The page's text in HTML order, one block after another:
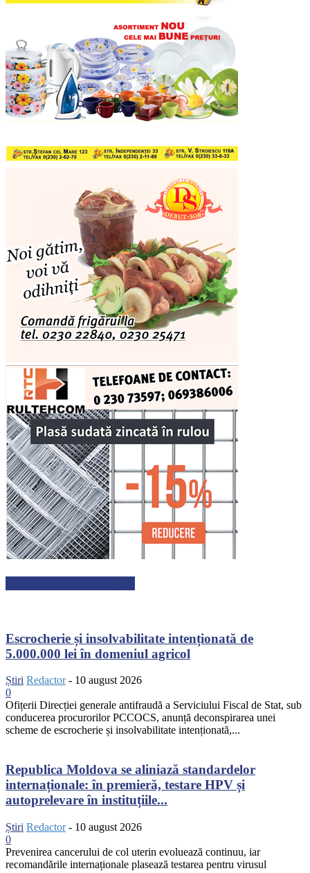
Escrocherie și insolvabilitate intenționată de
5.000.000 lei în domeniul agricol
Știri Redactor - 10 august 2026
0
Ofițerii Direcției generale antifraudă a Serviciului Fiscal de Stat, sub
conducerea procurorilor PCCOCS, anunță deconspirarea unei
scheme de escrocherie și insolvabilitate intenționată,...
Republica Moldova se aliniază standardelor
internaționale: în premieră, testare HPV și
autoprelevare în instituțiile...
Știri Redactor - 10 august 2026
0
Prevenirea cancerului de col uterin evoluează continuu, iar
recomandările internaționale plasează testarea pentru virusul